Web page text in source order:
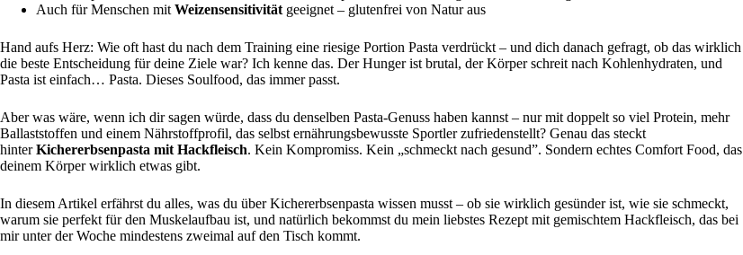
Auch für Menschen mit Weizensensitivität geeignet – glutenfrei von Natur aus
Hand aufs Herz: Wie oft hast du nach dem Training eine riesige Portion Pasta verdrückt – und dich danach gefragt, ob das wirklich
die beste Entscheidung für deine Ziele war? Ich kenne das. Der Hunger ist brutal, der Körper schreit nach Kohlenhydraten, und
Pasta ist einfach… Pasta. Dieses Soulfood, das immer passt.
Aber was wäre, wenn ich dir sagen würde, dass du denselben Pasta-Genuss haben kannst – nur mit doppelt so viel Protein, mehr
Ballaststoffen und einem Nährstoffprofil, das selbst ernährungsbewusste Sportler zufriedenstellt? Genau das steckt
hinterKichererbsenpasta mit Hackfleisch. Kein Kompromiss. Kein „schmeckt nach gesund”. Sondern echtes Comfort Food, das
deinem Körper wirklich etwas gibt.
In diesem Artikel erfährst du alles, was du über Kichererbsenpasta wissen musst – ob sie wirklich gesünder ist, wie sie schmeckt,
warum sie perfekt für den Muskelaufbau ist, und natürlich bekommst du mein liebstes Rezept mit gemischtem Hackfleisch, das bei
mir unter der Woche mindestens zweimal auf den Tisch kommt.